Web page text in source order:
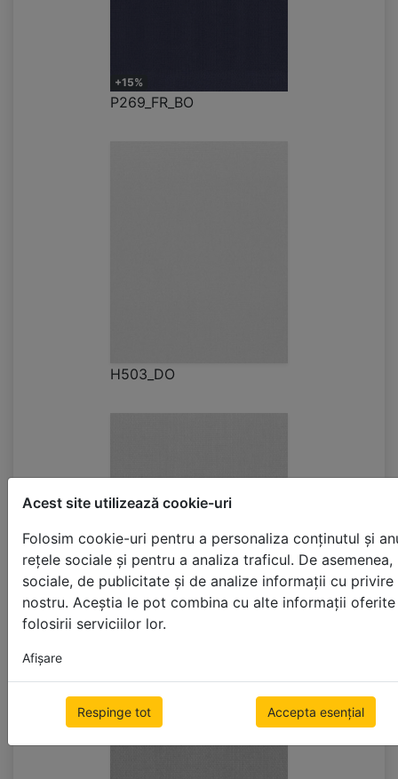
Acest site utilizează cookie-uri
Folosim cookie-uri pentru a personaliza conținutul și
rețele sociale și pentru a analiza traficul. De
sociale, de publicitate și de analize informații cu
nostru. Aceștia le pot combina cu alte informații
folosirii serviciilor lor.
Afişare
Respinge tot Accepta esențial
+15%
P269_FR_BO
H503_DO